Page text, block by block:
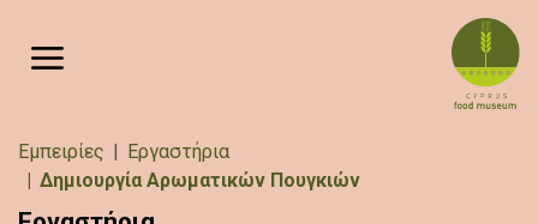
Breadcrumb
Εμπειρίες
Εργαστήρια
Δημιουργία Αρωματικών Πουγκιών